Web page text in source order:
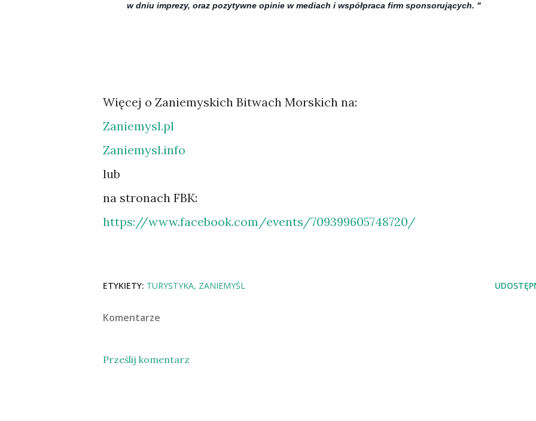
w dniu imprezy, oraz pozytywne opinie w mediach i współpraca firm sponsorujących. "
Więcej o Zaniemyskich Bitwach Morskich na:
Zaniemysl.pl
Zaniemysl.info
lub
na stronach FBK:
https://www.facebook.com/events/709399605748720/
ETYKIETY: TURYSTYKA ZANIEMYŚL
Komentarze
Prześlij komentarz